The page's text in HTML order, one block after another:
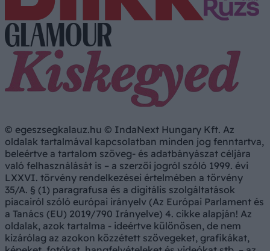
© egeszsegkalauz.hu © IndaNext Hungary Kft. Az
oldalak tartalmával kapcsolatban minden jog fenntartva,
beleértve a tartalom szöveg- és adatbányászat céljára
való felhasználását is – a szerzői jogról szóló 1999. évi
LXXVI. törvény rendelkezései értelmében a törvény
35/A. § (1) paragrafusa és a digitális szolgáltatások
piacairól szóló európai irányelv (Az Európai Parlament és
a Tanács (EU) 2019/790 Irányelve) 4. cikke alapján! Az
oldalak, azok tartalma - ideértve különösen, de nem
kizárólag az azokon közzétett szövegeket, grafikákat,